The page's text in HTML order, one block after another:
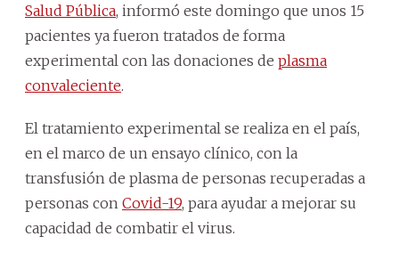
Salud Pública, informó este domingo que unos 15
pacientes ya fueron tratados de forma
experimental con las donaciones de plasma
convaleciente.
El tratamiento experimental se realiza en el país,
en el marco de un ensayo clínico, con la
transfusión de plasma de personas recuperadas a
personas con Covid-19, para ayudar a mejorar su
capacidad de combatir el virus.